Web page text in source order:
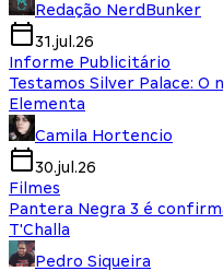
Redação NerdBunker
31.jul.26
Informe Publicitário
Testamos Silver Palace: O
Elementa
Camila Hortencio
30.jul.26
Filmes
Pantera Negra 3 é
T'Challa
Pedro Siqueira